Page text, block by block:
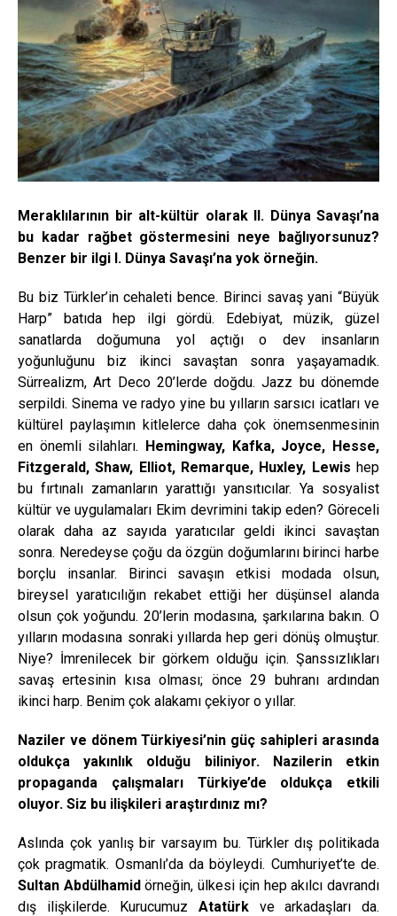
Meraklılarının bir alt-kültür olarak II. Dünya Savaşı’na
bu kadar rağbet göstermesini neye bağlıyorsunuz?
Benzer bir ilgi I. Dünya Savaşı’na yok örneğin.
Bu biz Türkler’in cehaleti bence. Birinci savaş yani “Büyük
Harp” batıda hep ilgi gördü. Edebiyat, müzik, güzel
sanatlarda doğumuna yol açtığı o dev insanların
yoğunluğunu biz ikinci savaştan sonra yaşayamadık.
Sürrealizm, Art Deco 20’lerde doğdu. Jazz bu dönemde
serpildi. Sinema ve radyo yine bu yılların sarsıcı icatları ve
kültürel paylaşımın kitlelerce daha çok önemsenmesinin
en önemli silahları. Hemingway, Kafka, Joyce, Hesse,
Fitzgerald, Shaw, Elliot, Remarque, Huxley, Lewis hep
bu fırtınalı zamanların yarattığı yansıtıcılar. Ya sosyalist
kültür ve uygulamaları Ekim devrimini takip eden? Göreceli
olarak daha az sayıda yaratıcılar geldi ikinci savaştan
sonra. Neredeyse çoğu da özgün doğumlarını birinci harbe
borçlu insanlar. Birinci savaşın etkisi modada olsun,
bireysel yaratıcılığın rekabet ettiği her düşünsel alanda
olsun çok yoğundu. 20’lerin modasına, şarkılarına bakın. O
yılların modasına sonraki yıllarda hep geri dönüş olmuştur.
Niye? İmrenilecek bir görkem olduğu için. Şanssızlıkları
savaş ertesinin kısa olması; önce 29 buhranı ardından
ikinci harp. Benim çok alakamı çekiyor o yıllar.
Naziler ve dönem Türkiyesi’nin güç sahipleri arasında
oldukça yakınlık olduğu biliniyor. Nazilerin etkin
propaganda çalışmaları Türkiye’de oldukça etkili
oluyor. Siz bu ilişkileri araştırdınız mı?
Aslında çok yanlış bir varsayım bu. Türkler dış politikada
çok pragmatik. Osmanlı’da da böyleydi. Cumhuriyet’te de.
Sultan Abdülhamidörneğin, ülkesi için hep akılcı davrandı
dış ilişkilerde. Kurucumuz Atatürk ve arkadaşları da.